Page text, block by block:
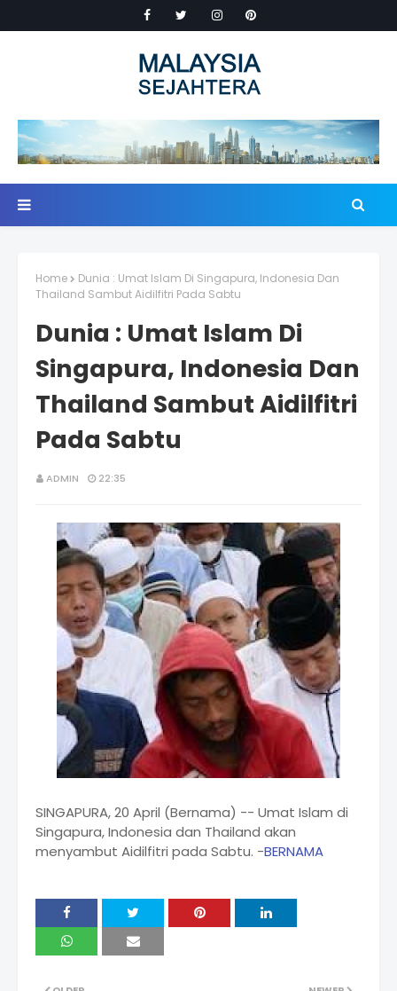
Home
Dunia : Umat Islam Di Singapura, Indonesia Dan
Thailand Sambut Aidilfitri Pada Sabtu
Dunia : Umat Islam Di
Singapura, Indonesia Dan
Thailand Sambut Aidilfitri
Pada Sabtu
ADMIN 22:35
SINGAPURA, 20 April (Bernama) -- Umat Islam di
Singapura, Indonesia dan Thailand akan
menyambut Aidilfitri pada Sabtu. -BERNAMA